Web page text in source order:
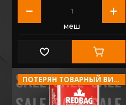
меш
ПОТЕРЯН ТОВАРНЫЙ ВИД!